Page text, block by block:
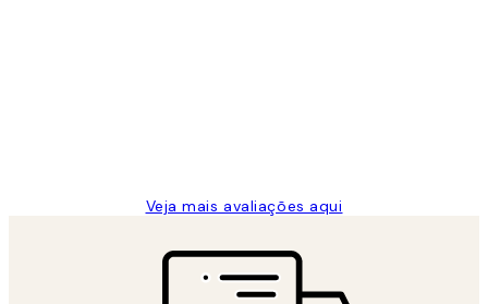
Veja mais avaliações aqui